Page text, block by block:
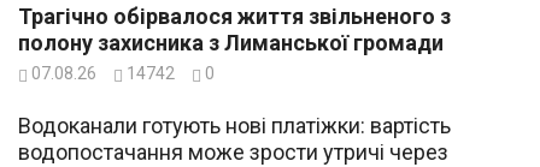
Трагічно обірвалося життя звільненого з
полону захисника з Лиманської громади
07.08.26 14742 0
Водоканали готують нові платіжки: вартість
водопостачання може зрости утричі через